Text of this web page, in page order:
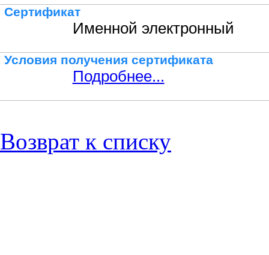
Сертификат
Именной электронный
Условия получения сертификата
Подробнее...
Возврат к списку